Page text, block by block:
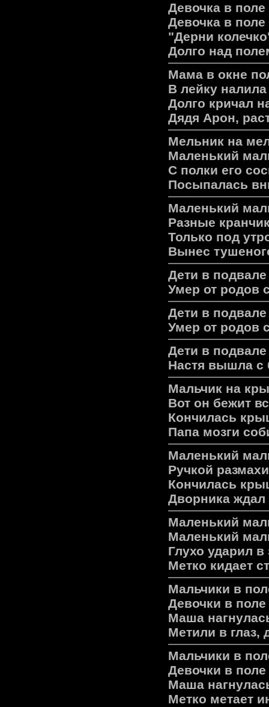
Девочка в
Девочка в
"Дерни
Долго над
Мама в окне
В лейку
Долго кричал
Дядя Арон,
Мельник на
Маленький
С полки его
Посыпалась
Маленький
Разные
Только под
Вынес
Дети в
Умер от родов
Дети в
Умер от родов
Дети в
Настя вышла
Мальчик на
Вот он бежит
Кончилась
Папа мозги
Маленький
Ручкой
Кончилась
Дворника ждал
Маленький
Маленький
Глухо ударил
Метко кидает
Мальчики в
Девочки в
Маша
Метили в глаз,
Мальчики в
Девочки в
Маша
Метко метает